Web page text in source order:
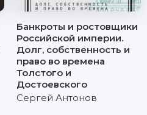
Банкроты и ростовщики
Российской империи.
Долг, собственность и
право во времена
Толстого и
Достоевского
Сергей Антонов